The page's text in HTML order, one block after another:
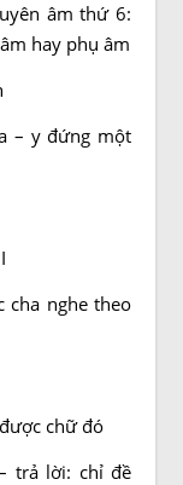
âm thứ 6:
hay phụ âm
– y đứng một
cha nghe theo
chữ đó
trả lời: chỉ đề